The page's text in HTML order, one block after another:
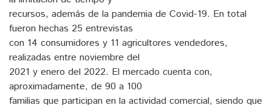
recursos, además de la pandemia de Covid-19. En total
fueron hechas 25 entrevistas
con 14 consumidores y 11 agricultores vendedores,
realizadas entre noviembre del
2021 y enero del 2022. El mercado cuenta con,
aproximadamente, de 90 a 100
familias que participan en la actividad comercial, siendo que